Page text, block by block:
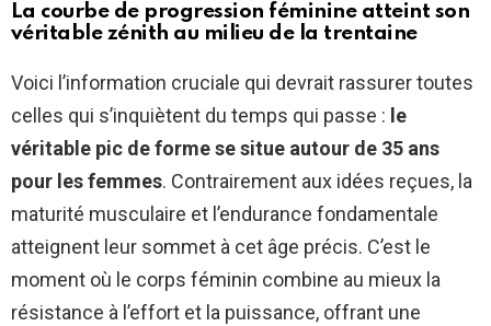
La courbe de progression féminine atteint son
véritable zénith au milieu de la trentaine
Voici l’information cruciale qui devrait rassurer toutes
celles qui s’inquiètent du temps qui passe : le
véritable pic de forme se situe autour de 35 ans
pour les femmes. Contrairement aux idées reçues, la
maturité musculaire et l’endurance fondamentale
atteignent leur sommet à cet âge précis. C’est le
moment où le corps féminin combine au mieux la
résistance à l’effort et la puissance, offrant une